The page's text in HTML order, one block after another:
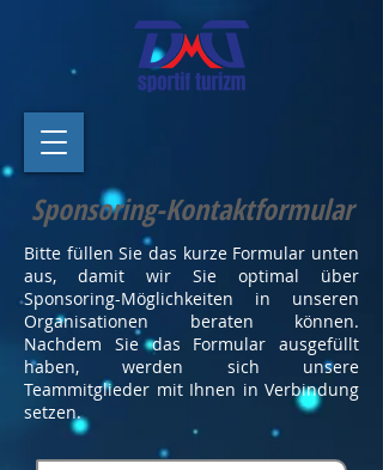
Sponsoring-Kontaktformular
Bitte füllen Sie das kurze Formular unten
aus, damit wir Sie optimal über
Sponsoring-Möglichkeiten in unseren
Organisationen beraten können.
Nachdem Sie das Formular ausgefüllt
haben, werden sich unsere
Teammitglieder mit Ihnen in Verbindung
setzen.